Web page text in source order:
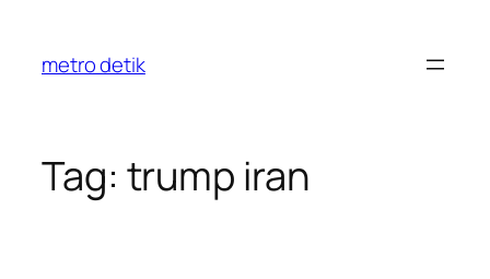
content
metro detik
Tag: trump iran